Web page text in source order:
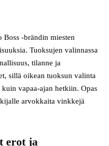
Boss -brändin miesten
Tuoksujen valinnassa
tilanne ja
sillä oikean tuoksun valinta
vapaa-ajan hetkiin. Opas
arvokkaita vinkkejä
erot ja